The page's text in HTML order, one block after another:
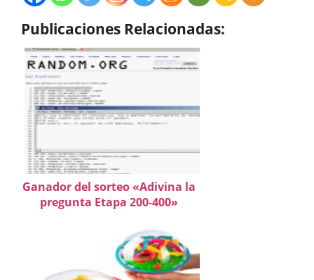
Publicaciones Relacionadas:
Ganador del sorteo «Adivina la
pregunta Etapa 200-400»